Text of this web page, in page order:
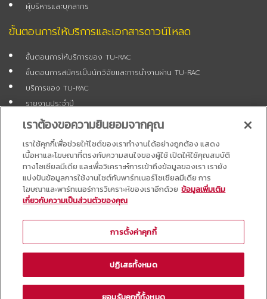
ผู้บริหารและบุคลากร
ขั้นตอนการให้บริการและเอกสารดาวน์โหลด
ขั้นตอนการให้บริการของ TU-RAC
ขั้นตอนการสมัครเป็นนักวิจัยและการนำงานผ่าน TU-RAC
บริการของ TU-RAC
รายงานประจำปี
แบบฟอร์มสมัครเป็นนักวิจัย
คำถามที่พบบ่อย (FAQ)
แบบสอบถาม
บริการของ TU-RAC
แบบสำรวจความพึงพอใจการบริการของ TU-RAC
ช่องทางรับข้อร้องเรียน หรือข้อเสนอแนะ
เราต้องขอความยินยอมจากคุณ
เราใช้คุกกี้เพื่อช่วยให้ไซต์ของเราทำงานได้อย่างถูกต้อง แสดง
เนื้อหาและโฆษณาที่ตรงกับความสนใจของผู้ใช้ เปิดให้ใช้คุณสมบัติ
ทางโซเชียลมีเดีย และเพื่อวิเคราะห์การเข้าถึงข้อมูลของเรา เรายัง
แบ่งปันข้อมูลการใช้งานไซต์กับพาร์ทเนอร์โซเชียลมีเดีย การ
โฆษณาและพาร์ทเนอร์การวิเคราะห์ของเราอีกด้วย ข้อมูลเพิ่มเติม
เกี่ยวกับความเป็นส่วนตัวของคุณ
การตั้งค่าคุกกี้
ปฏิเสธทั้งหมด